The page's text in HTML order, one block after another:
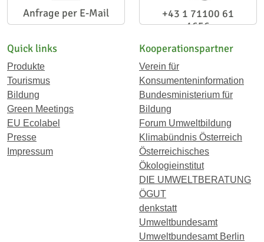
Anfrage per E-Mail
+43 1 71100 61
1656
Quick links
Produkte
Tourismus
Bildung
Green Meetings
EU Ecolabel
Presse
Impressum
Kooperationspartner
Verein für
Konsumenteninformation
Bundesministerium für
Bildung
Forum Umweltbildung
Klimabündnis Österreich
Österreichisches
Ökologieinstitut
DIE UMWELTBERATUNG
ÖGUT
denkstatt
Umweltbundesamt
Umweltbundesamt Berlin